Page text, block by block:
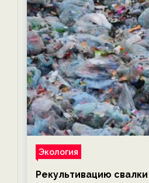
Экология
Рекультивацию